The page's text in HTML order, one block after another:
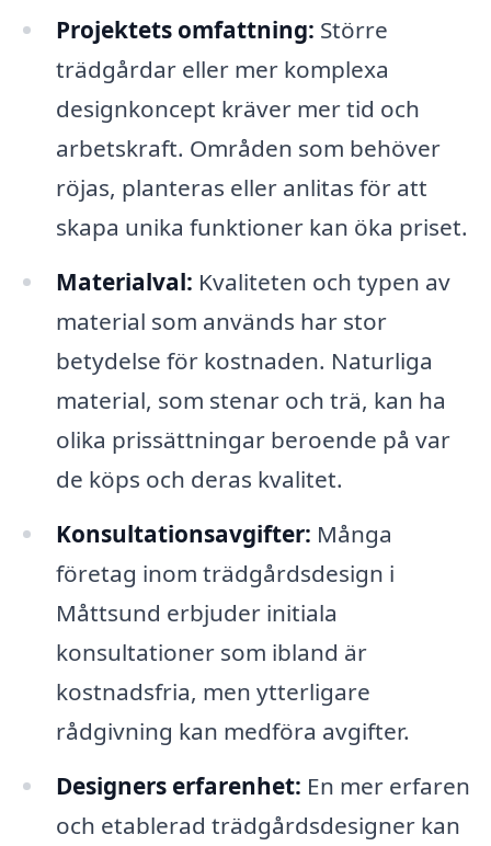
Projektets omfattning: Större
trädgårdar eller mer komplexa
designkoncept kräver mer tid och
arbetskraft. Områden som behöver
röjas, planteras eller anlitas för att
skapa unika funktioner kan öka priset.
Materialval: Kvaliteten och typen av
material som används har stor
betydelse för kostnaden. Naturliga
material, som stenar och trä, kan ha
olika prissättningar beroende på var
de köps och deras kvalitet.
Konsultationsavgifter: Många
företag inom trädgårdsdesign i
Måttsund erbjuder initiala
konsultationer som ibland är
kostnadsfria, men ytterligare
rådgivning kan medföra avgifter.
Designers erfarenhet: En mer erfaren
och etablerad trädgårdsdesigner kan